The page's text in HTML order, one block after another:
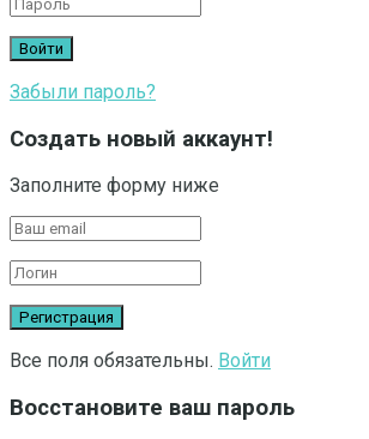
Забыли пароль?
Создать новый аккаунт!
Заполните форму ниже
Все поля обязательны. Войти
Восстановите ваш пароль